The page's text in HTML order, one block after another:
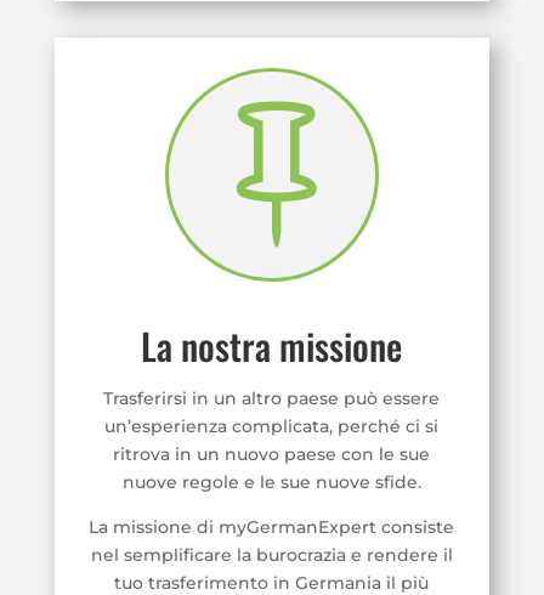

La nostra missione
Trasferirsi in un altro paese può essere
un’esperienza complicata, perché ci si
ritrova in un nuovo paese con le sue
nuove regole e le sue nuove sfide.
La missione di myGermanExpert consiste
nel semplificare la burocrazia e rendere il
tuo trasferimento in Germania il più